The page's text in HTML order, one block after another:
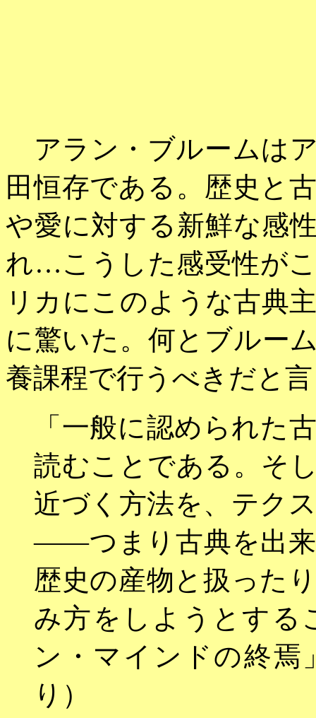
アラン・ブルームは
田恒存である。歴史と
や愛に対する新鮮な感
れ…こうした感受性が
リカにこのような古典
に驚いた。何とブルー
養課程で行うべきだと
「一般に認められた
読むことである。そ
近づく方法を、テク
――つまり古典を出来
歴史の産物と扱った
み方をしようとする
ン・マインドの終焉
り）